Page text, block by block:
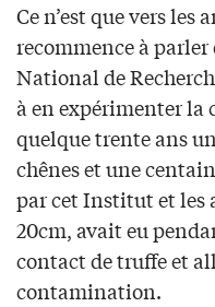
Ce n’est que vers les
recommence à
National de
à en expérimenter la
quelque trente ans
chênes et une
par cet Institut et les
20cm, avait eu
contact de truffe et
contamination.